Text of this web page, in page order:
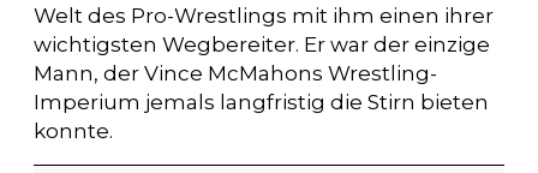
Welt des Pro-Wrestlings mit ihm einen ihrer
wichtigsten Wegbereiter. Er war der einzige
Mann, der Vince McMahons Wrestling-
Imperium jemals langfristig die Stirn bieten
konnte.